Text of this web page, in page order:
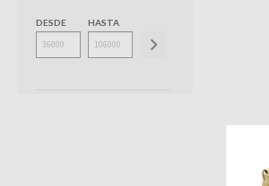
DESDE HASTA